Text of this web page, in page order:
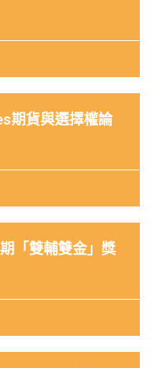
期貨與選擇權論
「雙輔雙金」獎